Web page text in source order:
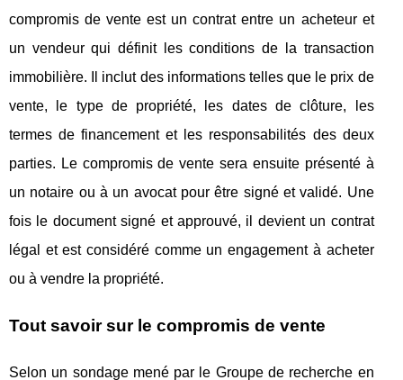
compromis de vente est un contrat entre un acheteur et
un vendeur qui définit les conditions de la transaction
immobilière. Il inclut des informations telles que le prix de
vente, le type de propriété, les dates de clôture, les
termes de financement et les responsabilités des deux
parties. Le compromis de vente sera ensuite présenté à
un notaire ou à un avocat pour être signé et validé. Une
fois le document signé et approuvé, il devient un contrat
légal et est considéré comme un engagement à acheter
ou à vendre la propriété.
Tout savoir sur le compromis de vente
Selon un sondage mené par le Groupe de recherche en